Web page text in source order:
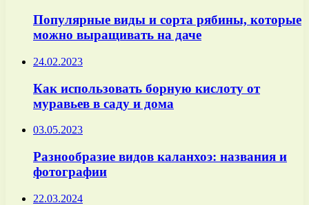
Популярные виды и сорта рябины, которые
можно выращивать на даче
24.02.2023
Как использовать борную кислоту от
муравьев в саду и дома
03.05.2023
Разнообразие видов каланхоэ: названия и
фотографии
22.03.2024